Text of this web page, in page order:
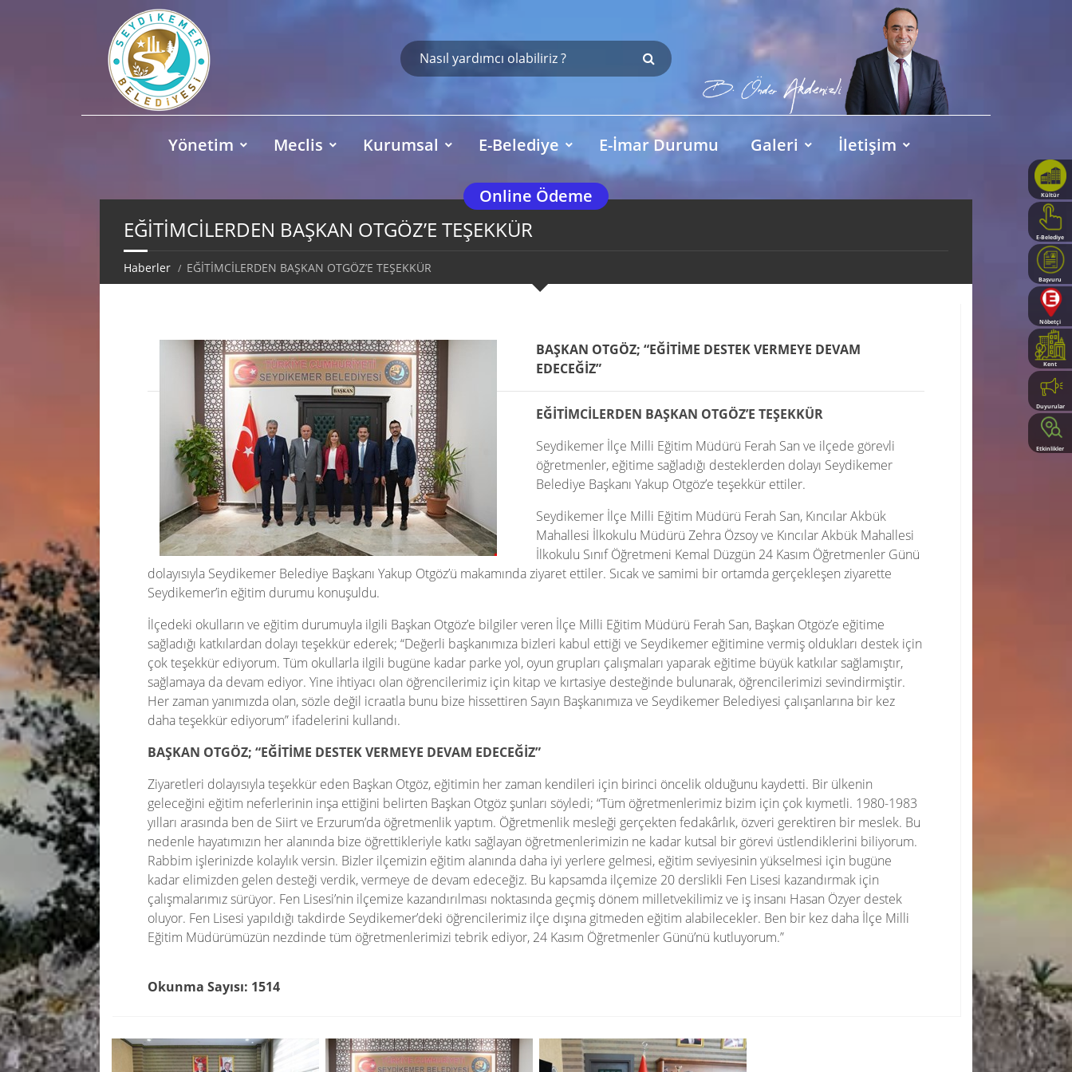
Yönetim Meclis Kurumsal E-Belediye E-İmar Durumu Galeri İletişim
Online Ödeme
Kültür
Haritası
E-Belediye
Başvuru
Rehberi
Nöbetçi
Eczaneler
Kent
Rehberi
Duyurular
Etkinlikler
EĞİTİMCİLERDEN BAŞKAN OTGÖZ’E TEŞEKKÜR
Haberler EĞİTİMCİLERDEN BAŞKAN OTGÖZ’E TEŞEKKÜR
BAŞKAN OTGÖZ; “EĞİTİME DESTEK VERMEYE DEVAM
EDECEĞİZ”
EĞİTİMCİLERDEN BAŞKAN OTGÖZ’E TEŞEKKÜR
Seydikemer İlçe Milli Eğitim Müdürü Ferah San ve ilçede görevli
öğretmenler, eğitime sağladığı desteklerden dolayı Seydikemer
Belediye Başkanı Yakup Otgöz’e teşekkür ettiler.
Seydikemer İlçe Milli Eğitim Müdürü Ferah San, Kıncılar Akbük
Mahallesi İlkokulu Müdürü Zehra Özsoy ve Kıncılar Akbük Mahallesi
İlkokulu Sınıf Öğretmeni Kemal Düzgün 24 Kasım Öğretmenler Günü
dolayısıyla Seydikemer Belediye Başkanı Yakup Otgöz’ü makamında ziyaret ettiler. Sıcak ve samimi bir ortamda gerçekleşen ziyarette
Seydikemer’in eğitim durumu konuşuldu.
İlçedeki okulların ve eğitim durumuyla ilgili Başkan Otgöz’e bilgiler veren İlçe Milli Eğitim Müdürü Ferah San, Başkan Otgöz’e eğitime
sağladığı katkılardan dolayı teşekkür ederek; “Değerli başkanımıza bizleri kabul ettiği ve Seydikemer eğitimine vermiş oldukları destek için
çok teşekkür ediyorum. Tüm okullarla ilgili bugüne kadar parke yol, oyun grupları çalışmaları yaparak eğitime büyük katkılar sağlamıştır,
sağlamaya da devam ediyor. Yine ihtiyacı olan öğrencilerimiz için kitap ve kırtasiye desteğinde bulunarak, öğrencilerimizi sevindirmiştir.
Her zaman yanımızda olan, sözle değil icraatla bunu bize hissettiren Sayın Başkanımıza ve Seydikemer Belediyesi çalışanlarına bir kez
daha teşekkür ediyorum” ifadelerini kullandı.
BAŞKAN OTGÖZ; “EĞİTİME DESTEK VERMEYE DEVAM EDECEĞİZ”
Ziyaretleri dolayısıyla teşekkür eden Başkan Otgöz, eğitimin her zaman kendileri için birinci öncelik olduğunu kaydetti. Bir ülkenin
geleceğini eğitim neferlerinin inşa ettiğini belirten Başkan Otgöz şunları söyledi; “Tüm öğretmenlerimiz bizim için çok kıymetli. 1980-1983
yılları arasında ben de Siirt ve Erzurum’da öğretmenlik yaptım. Öğretmenlik mesleği gerçekten fedakârlık, özveri gerektiren bir meslek. Bu
nedenle hayatımızın her alanında bize öğrettikleriyle katkı sağlayan öğretmenlerimizin ne kadar kutsal bir görevi üstlendiklerini biliyorum.
Rabbim işlerinizde kolaylık versin. Bizler ilçemizin eğitim alanında daha iyi yerlere gelmesi, eğitim seviyesinin yükselmesi için bugüne
kadar elimizden gelen desteği verdik, vermeye de devam edeceğiz. Bu kapsamda ilçemize 20 derslikli Fen Lisesi kazandırmak için
çalışmalarımız sürüyor. Fen Lisesi’nin ilçemize kazandırılması noktasında geçmiş dönem milletvekilimiz ve iş insanı Hasan Özyer destek
oluyor. Fen Lisesi yapıldığı takdirde Seydikemer’deki öğrencilerimiz ilçe dışına gitmeden eğitim alabilecekler. Ben bir kez daha İlçe Milli
Eğitim Müdürümüzün nezdinde tüm öğretmenlerimizi tebrik ediyor, 24 Kasım Öğretmenler Günü’nü kutluyorum.”
Okunma Sayısı: 1514